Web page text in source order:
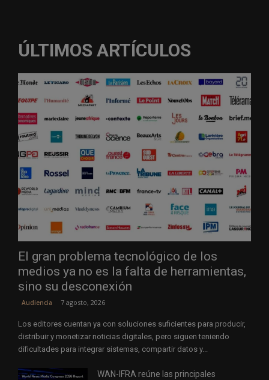
ÚLTIMOS ARTÍCULOS
El gran problema tecnológico de los
medios ya no es la falta de herramientas,
sino su desconexión
Audiencia 7 agosto, 2026
Los editores cuentan ya con soluciones suficientes para producir,
distribuir y monetizar noticias digitales, pero siguen teniendo
dificultades para integrar sistemas, compartir datos y...
WAN-IFRA reúne las principales